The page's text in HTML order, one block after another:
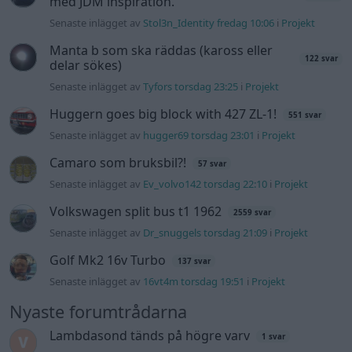
Senaste inlägget av Stol3n_Identity fredag 10:06 i Projekt
Manta b som ska räddas (kaross eller
delar sökes)
122 svar
Senaste inlägget avTyfors torsdag 23:25 i Projekt
Huggern goes big block with 427 ZL-1! 551 svar
Senaste inlägget av hugger69 torsdag 23:01 i Projekt
Camaro som bruksbil?! 57 svar
Senaste inlägget av Ev_volvo142 torsdag 22:10 i Projekt
Volkswagen split bus t1 1962 2559 svar
Senaste inlägget av Dr_snuggels torsdag 21:09 i Projekt
Golf Mk2 16v Turbo 137 svar
Senaste inlägget av 16vt4m torsdag 19:51 i Projekt
Nyaste forumtrådarna
Lambdasond tänds på högre varv 1 svar